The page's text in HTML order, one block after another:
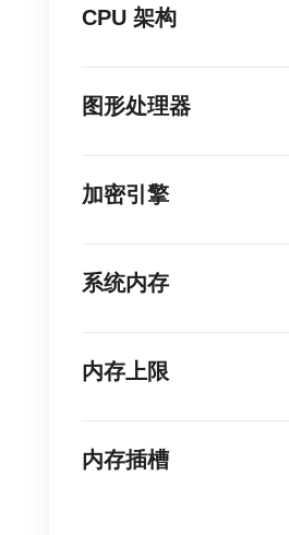
CPU 架构
图形处理器
加密引擎
系统内存
内存上限
内存插槽